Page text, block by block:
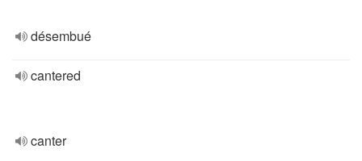
désembué
cantered
canter